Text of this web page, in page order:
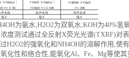
为氨水;H2O2为双氧水;KOH为40%氢氧
度测试通过全反射X荧光光谱(TXRF)对
H2O2的强氧化和NH4OH的溶解作用,使
化性和络合性,能氧化Al、Fe、Mg等使